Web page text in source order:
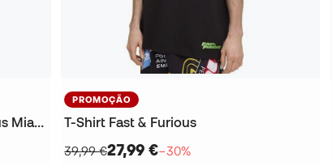
Sneakers LaFrancé Fast & Furious Miami Criança
PROMOÇÃO
T-Shirt Fast & Furious
39,99 €27,99 €−30%